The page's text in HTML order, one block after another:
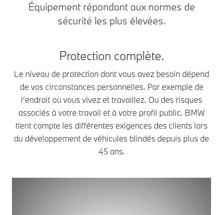
Équipement répondant aux normes de
sécurité les plus élevées.
Protection complète.
Le niveau de protection dont vous avez besoin dépend
de vos circonstances personnelles. Par exemple de
l’endroit où vous vivez et travaillez. Ou des risques
associés à votre travail et à votre profil public. BMW
tient compte les différentes exigences des clients lors
du développement de véhicules blindés depuis plus de
45 ans.